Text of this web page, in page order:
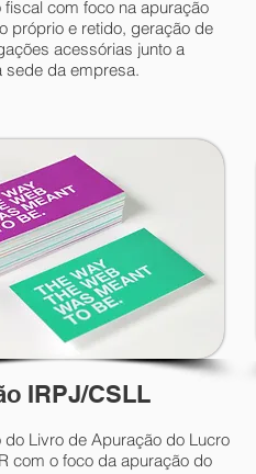
fiscal com foco na apuração
próprio e retido, geração de
acessórias junto a
sede da empresa.
IRPJ/CSLL
do Livro de Apuração do Lucro
com o foco da apuração do